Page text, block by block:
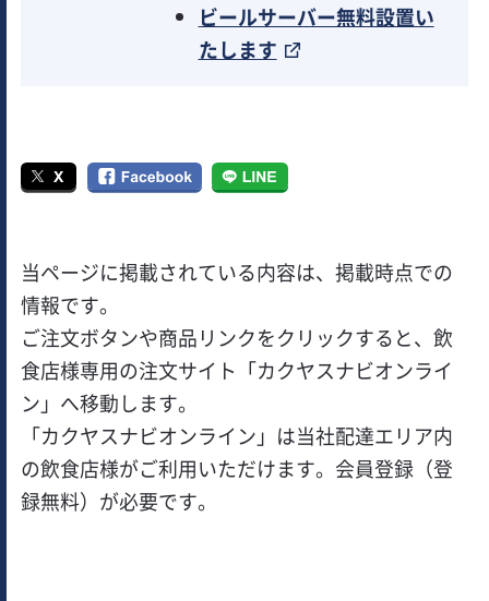
ビールサーバー無料設置い
たします
当ページに掲載されている内容は、掲載時点での
情報です。
ご注文ボタンや商品リンクをクリックすると、飲
食店様専用の注文サイト「カクヤスナビオンライ
ン」へ移動します。
「カクヤスナビオンライン」は当社配達エリア内
の飲食店様がご利用いただけます。会員登録（登
録無料）が必要です。